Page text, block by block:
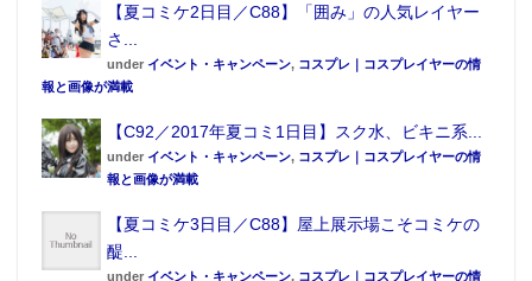
る-」原画展開催！ 「モモ・ベリア・デビルーク」等身
大フィギュアも展示
【夏コミケ2日目／C88】「囲み」の人気レイヤー
さ...
under イベント・キャンペーン, コスプレ｜コスプレイヤーの情
報と画像が満載
【C92／2017年夏コミ1日目】スク水、ビキニ系...
under イベント・キャンペーン, コスプレ｜コスプレイヤーの情
報と画像が満載
【夏コミケ3日目／C88】屋上展示場こそコミケの
醍...
under イベント・キャンペーン, コスプレ｜コスプレイヤーの情